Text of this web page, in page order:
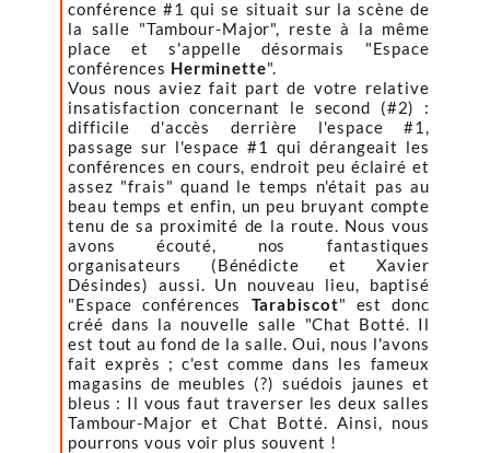
conférence #1 qui se situait sur la scène de
la salle "Tambour-Major", reste à la même
place et s'appelle désormais "Espace
conférences Herminette".
Vous nous aviez fait part de votre relative
insatisfaction concernant le second (#2) :
difficile d'accès derrière l'espace #1,
passage sur l'espace #1 qui dérangeait les
conférences en cours, endroit peu éclairé et
assez "frais" quand le temps n'était pas au
beau temps et enfin, un peu bruyant compte
tenu de sa proximité de la route. Nous vous
avons écouté, nos fantastiques
organisateurs (Bénédicte et Xavier
Désindes) aussi. Un nouveau lieu, baptisé
"Espace conférences Tarabiscot" est donc
créé dans la nouvelle salle "Chat Botté. Il
est tout au fond de la salle. Oui, nous l'avons
fait exprès ; c'est comme dans les fameux
magasins de meubles (?) suédois jaunes et
bleus : Il vous faut traverser les deux salles
Tambour-Major et Chat Botté. Ainsi, nous
pourrons vous voir plus souvent !